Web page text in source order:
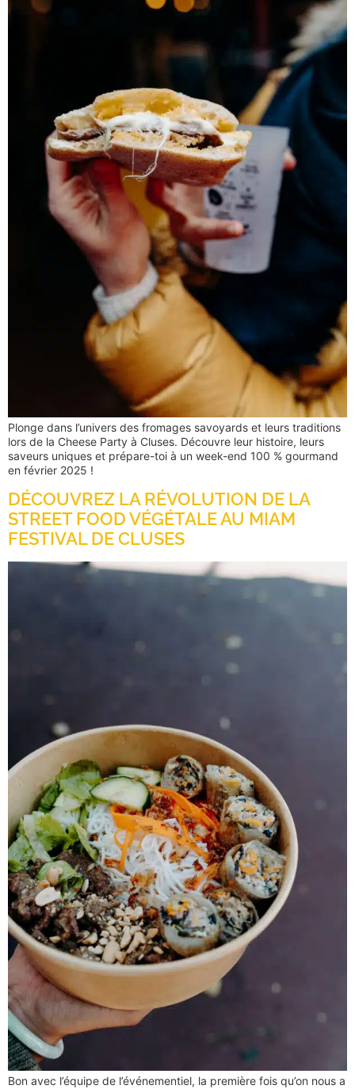
Plonge dans l’univers des fromages savoyards et leurs traditions
lors de la Cheese Party à Cluses. Découvre leur histoire, leurs
saveurs uniques et prépare-toi à un week-end 100 % gourmand
en février 2025 !
DÉCOUVREZ LA RÉVOLUTION DE LA
STREET FOOD VÉGÉTALE AU MIAM
FESTIVAL DE CLUSES
Bon avec l’équipe de l’événementiel, la première fois qu’on nous a